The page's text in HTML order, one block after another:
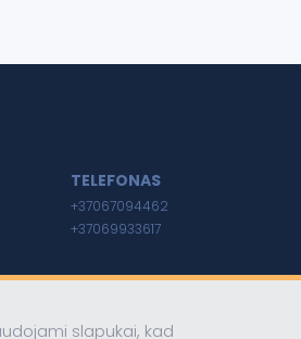
TELEFONAS
+37067094462
+37069933617
slapukai, kad